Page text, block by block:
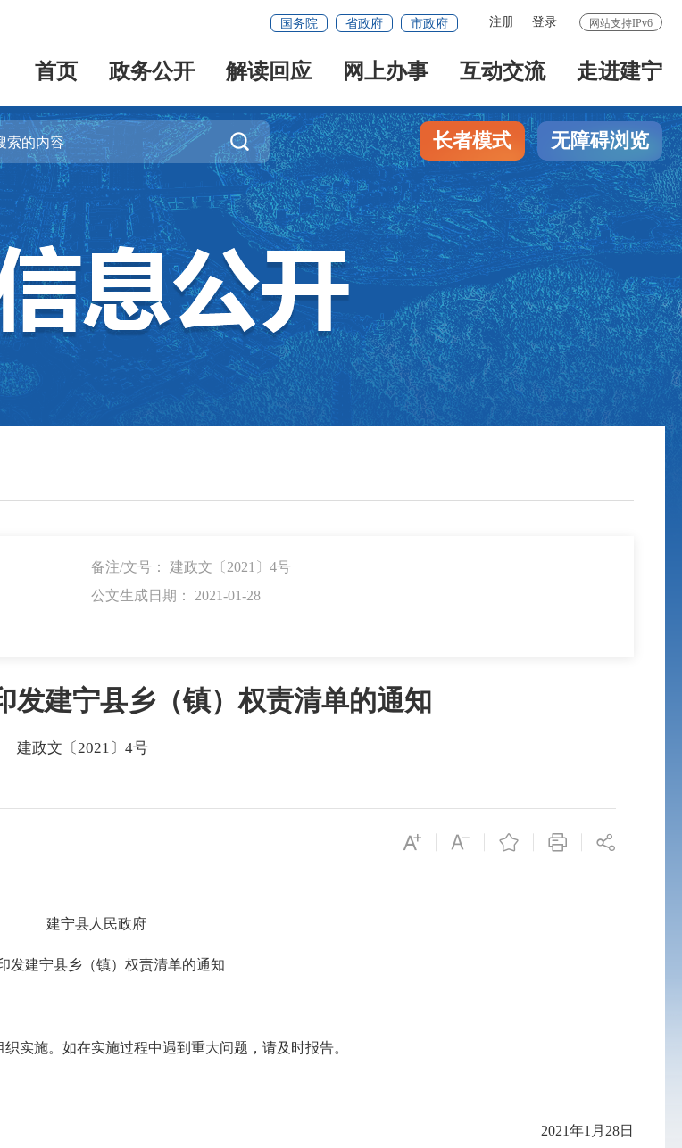
网站支持IPv6
注册 登录
国务院 省政府 市政府
首页 政务公开 解读回应 网上办事 互动交流 走进建宁
 长者模式 无障碍浏览
备注/文号： 建政文〔2021〕4号
公文生成日期： 2021-01-28
发建宁县乡（镇）权责清单的通知
建政文〔2021〕4号
建宁县人民政府
建宁县乡（镇）权责清单的通知
施。如在实施过程中遇到重大问题，请及时报告。
2021年1月28日